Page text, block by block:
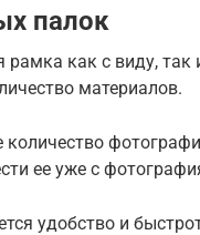
палок
рамка как с виду,
материалов.
ее уже с
удобство и